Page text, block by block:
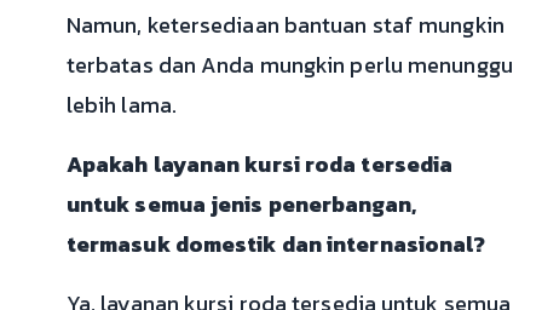
Namun, ketersediaan bantuan staf mungkin
terbatas dan Anda mungkin perlu menunggu
lebih lama.
Apakah layanan kursi roda tersedia
untuk semua jenis penerbangan,
termasuk domestik dan internasional?
Ya, layanan kursi roda tersedia untuk semua